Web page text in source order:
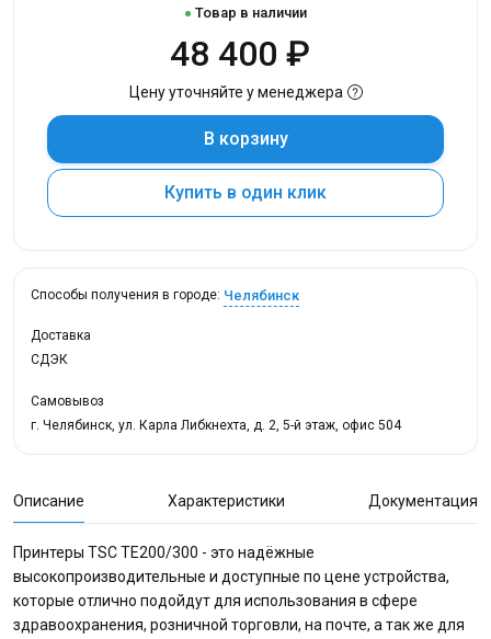
Товар в наличии
48 400 ₽
Цену уточняйте у менеджера
В корзину
Купить в один клик
Способы получения в городе: Челябинск
Доставка
СДЭК
Самовывоз
г. Челябинск, ул. Карла Либкнехта, д. 2, 5-й этаж, офис 504
Описание Характеристики Документация
Принтеры TSC TE200/300 - это надёжные
высокопроизводительные и доступные по цене устройства,
которые отлично подойдут для использования в сфере
здравоохранения, розничной торговли, на почте, а так же для